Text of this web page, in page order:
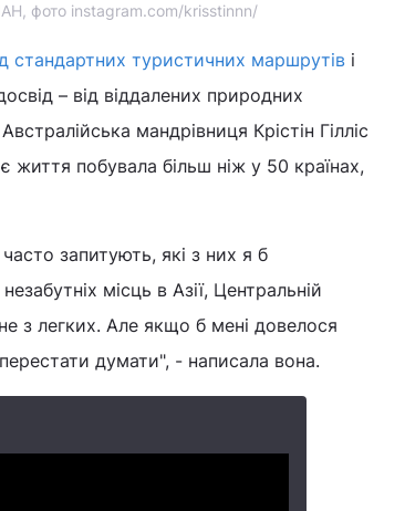
фото instagram.com/krisstinnn/
стандартних туристичних маршрутів і
– від віддалених природних
мандрівниця Крістін Гілліс
життя побувала більш ніж у 50 країнах,
запитують, які з них я б
місць в Азії, Центральній
з легких. Але якщо б мені довелося
думати", - написала вона.